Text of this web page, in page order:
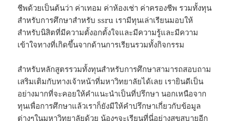
ชีพด้วยเป็นต้นว่า ค่าเทอม ค่าห้องเช่า ค่าครองชีพ รวมทั้งทุน
สำหรับการศึกษาสำหรับ ssru เรามีทุนเล่าเรียนมอบให้
สำหรับนิสิตที่มีความตั้งอกตั้งใจและมีความรู้และมีความ
เข้าใจทางที่เกิดขึ้นจากด้านการเรียนรวมทั้งกิจกรรม
สำหรับหลักสูตรรวมทั้งทุนสำหรับการศึกษาสามารถสอบถาม
เสริมเติมกับทางเจ้าหน้าที่มหาวิทยาลัยได้เลย เรายินดีเป็น
อย่างมากที่จะคอยให้คำแนะนำเป็นที่ปรึกษา นอกเหนือจาก
ทุนเพื่อการศึกษาแล้วเราก็ยังมีให้คำปรึกษาเกี่ยวกับข้อมูล
ต่างๆในมหาวิทยาลัยด้วย น้องๆจะเรียนที่นี่อย่างสุขสบายอีก